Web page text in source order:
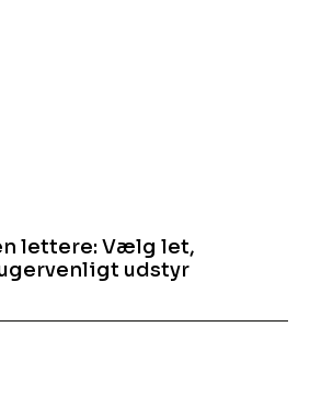
lettere: Vælg let,
udstyr